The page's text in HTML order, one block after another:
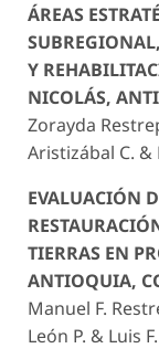
ÁREAS
Y
NICOLÁS,
Zorayda
Aristizábal C. &
EVALUACIÓN
TIERRAS EN
ANTIOQUIA,
Manuel F.
León P. & Luis